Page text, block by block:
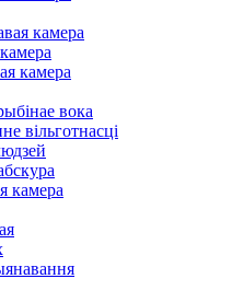
камера
камера
вока
вільготнасці
камера